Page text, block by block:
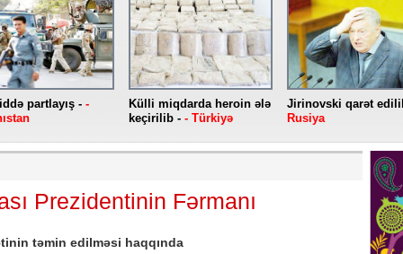
partlayış - -
Külli miqdarda heroin ələ
keçirilib - - Türkiyə
Jirinovski qarət
Rusiya
Prezidentinin Fərmanı
təmin edilməsi haqqında